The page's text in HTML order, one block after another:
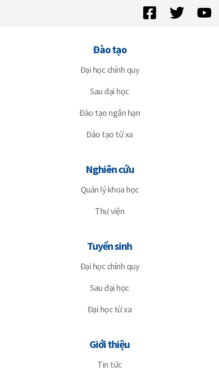
Đào tạo
Đại học chính quy
Sau đại học
Đào tạo ngắn hạn
Đào tạo từ xa
Nghiên cứu
Quản lý khoa học
Thư viện
Tuyển sinh
Đại học chính quy
Sau đại học
Đại học từ xa
Giới thiệu
Tin tức